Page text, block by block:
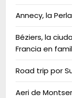
Annecy, la
Béziers, la
Francia en
Road trip por
Aeri de